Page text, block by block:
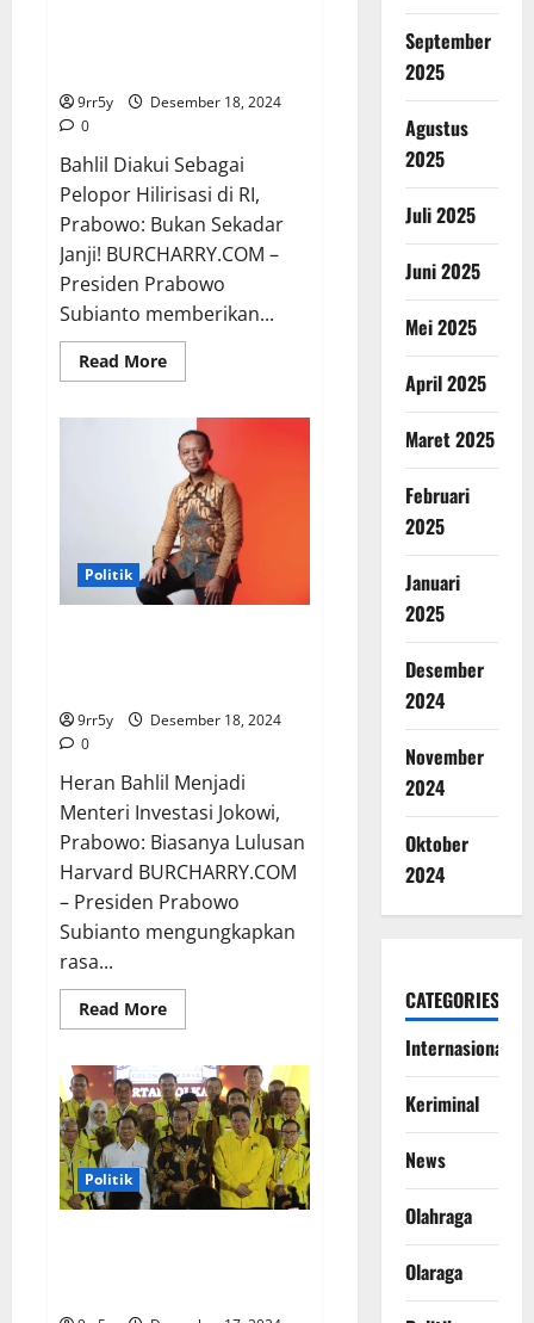
9rr5y
Desember 18, 2024
0
Bahlil Diakui Sebagai
Pelopor Hilirisasi di RI,
Prabowo: Bukan Sekadar
Janji! BURCHARRY.COM –
Presiden Prabowo
Subianto memberikan...
Read MoreRead
more
Diakui
Sebagai
Pelopor
Hilirisasi
di
RI,
Prabowo:
Bukan
Sekadar
Janji!
Politik
9rr5y
Desember 18, 2024
0
Heran Bahlil Menjadi
Menteri Investasi Jokowi,
Prabowo: Biasanya Lulusan
Harvard BURCHARRY.COM
– Presiden Prabowo
Subianto mengungkapkan
rasa...
Read MoreRead
more
Bahlil
Menjadi
Menteri
Investasi
Jokowi,
Prabowo:
Biasanya
Lulusan
Harvard
Politik
September
2025
Agustus
2025
Juli 2025
Juni 2025
Mei 2025
April 2025
Maret 2025
Februari
2025
Januari
2025
Desember
2024
November
2024
Oktober
2024
CATEGORIES
Internasional
Keriminal
News
Olahraga
Olaraga